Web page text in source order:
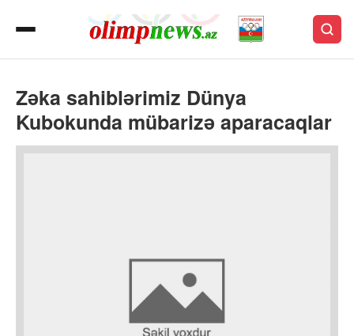
Zəka sahiblərimiz Dünya
Kubokunda mübarizə aparacaqlar